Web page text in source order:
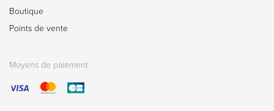
Boutique
Points de vente
Moyens de paiement